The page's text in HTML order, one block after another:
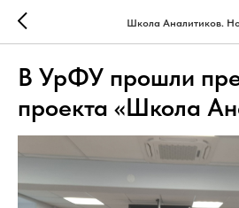
Школа Аналитиков.
В УрФУ прошли
проекта «Школа